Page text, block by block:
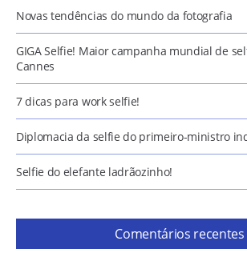
Novas tendências do mundo da fotografia
GIGA Selfie! Maior campanha mundial de
Cannes
7 dicas para work selfie!
Diplomacia da selfie do primeiro-ministro
Selfie do elefante ladrãozinho!
Comentários recentes